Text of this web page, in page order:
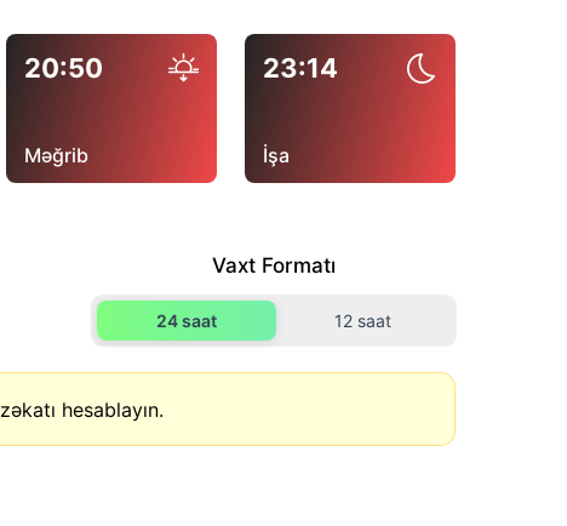
20:50
Məğrib
23:14
İşa
Vaxt Formatı
24 saat 12 saat
hesablayın.